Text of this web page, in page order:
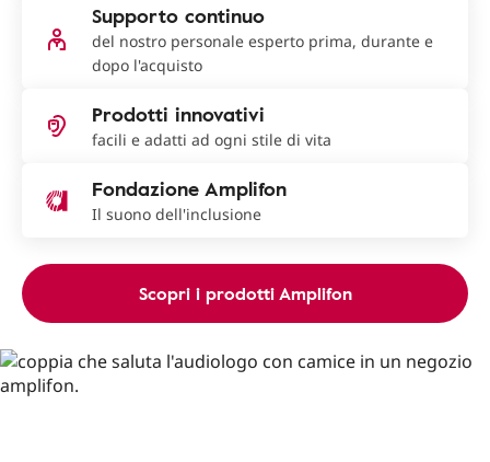
Supporto continuo
del nostro personale esperto prima, durante e
dopo l'acquisto
Prodotti innovativi
facili e adatti ad ogni stile di vita
Fondazione Amplifon
Il suono dell'inclusione
Scopri i prodotti Amplifon